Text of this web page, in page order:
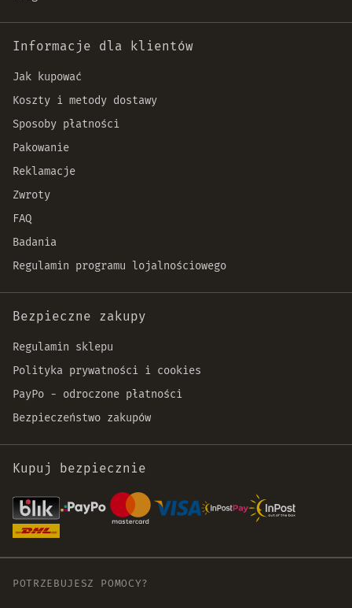
Informacje dla klientów
Jak kupować
Koszty i metody dostawy
Sposoby płatności
Pakowanie
Reklamacje
Zwroty
FAQ
Badania
Regulamin programu lojalnościowego
Bezpieczne zakupy
Regulamin sklepu
Polityka prywatności i cookies
PayPo - odroczone płatności
Bezpieczeństwo zakupów
Kupuj bezpiecznie
POTRZEBUJESZ POMOCY?